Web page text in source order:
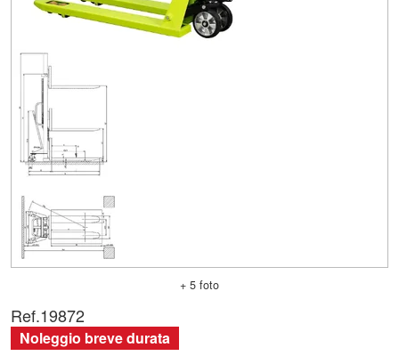
+ 5 foto
Ref.19872
Noleggio breve durata